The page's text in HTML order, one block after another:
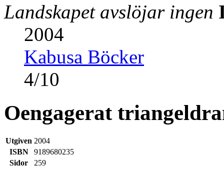
Landskapet avslöjar ingen
2004
Kabusa Böcker
4/10
Oengagerat
Utgiven 2004
ISBN
9189680235
Sidor
259